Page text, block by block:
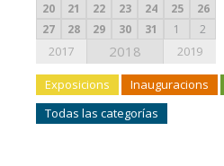
20
21 22 23 24 25
26
27
28 29 30 31 1 2
2017 2018 2019
Exposicions Inauguracions
Todas las categorías